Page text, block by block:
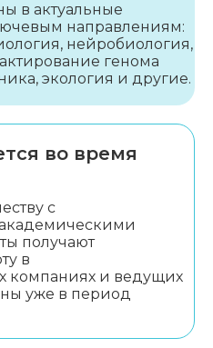
в актуальные
направлениям:
нейробиология,
генома
экология и другие.
во время
с
получают
в
компаниях и ведущих
уже в период